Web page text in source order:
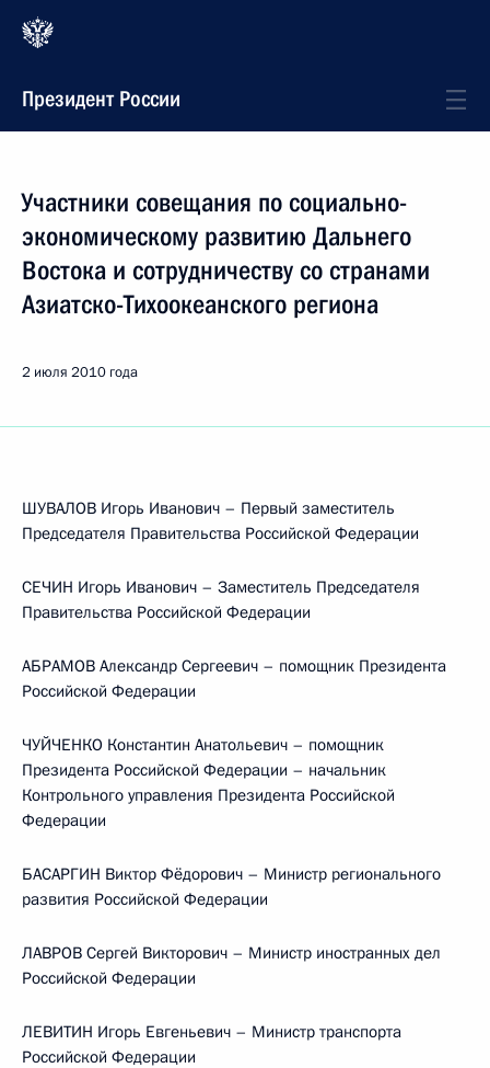
Президент России
Участники совещания по социально-
экономическому развитию Дальнего
Востока и сотрудничеству со странами
Азиатско-Тихоокеанского региона
2 июля 2010 года
ШУВАЛОВ Игорь Иванович – Первый заместитель
Председателя Правительства Российской Федерации
СЕЧИН Игорь Иванович – Заместитель Председателя
Правительства Российской Федерации
АБРАМОВ Александр Сергеевич – помощник Президента
Российской Федерации
ЧУЙЧЕНКО Константин Анатольевич – помощник
Президента Российской Федерации – начальник
Контрольного управления Президента Российской
Федерации
БАСАРГИН Виктор Фёдорович – Министр регионального
развития Российской Федерации
ЛАВРОВ Сергей Викторович – Министр иностранных дел
Российской Федерации
ЛЕВИТИН Игорь Евгеньевич – Министр транспорта
Российской Федерации